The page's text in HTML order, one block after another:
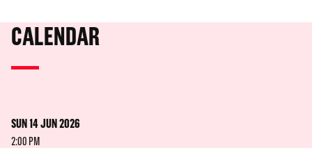
CALENDAR
SUN 14 JUN 2026
2:00 PM